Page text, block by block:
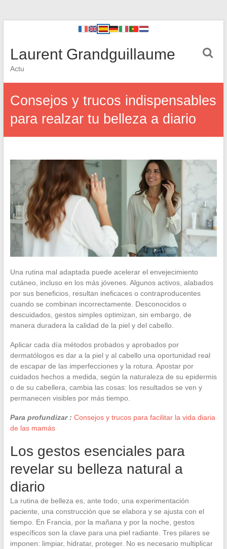
Laurent Grandguillaume
Actu
Consejos y trucos indispensables
para realzar tu belleza a diario
Una rutina mal adaptada puede acelerar el envejecimiento
cutáneo, incluso en los más jóvenes. Algunos activos, alabados
por sus beneficios, resultan ineficaces o contraproducentes
cuando se combinan incorrectamente. Desconocidos o
descuidados, gestos simples optimizan, sin embargo, de
manera duradera la calidad de la piel y del cabello.
Aplicar cada día métodos probados y aprobados por
dermatólogos es dar a la piel y al cabello una oportunidad real
de escapar de las imperfecciones y la rotura. Apostar por
cuidados hechos a medida, según la naturaleza de su epidermis
o de su cabellera, cambia las cosas: los resultados se ven y
permanecen visibles por más tiempo.
Para profundizar : Consejos y trucos para facilitar la vida diaria
de las mamás
Los gestos esenciales para
revelar su belleza natural a
diario
La rutina de belleza es, ante todo, una experimentación
paciente, una construcción que se elabora y se ajusta con el
tiempo. En Francia, por la mañana y por la noche, gestos
específicos son la clave para una piel radiante. Tres pilares se
imponen: limpiar, hidratar, proteger. No es necesario multiplicar